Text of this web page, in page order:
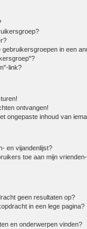
in een
link?
ontvangen!
ongepaste inhoud van
en vijandenlijst?
toe aan mijn
geen resultaten op?
in een lege pagina?
en onderwerpen vinden?